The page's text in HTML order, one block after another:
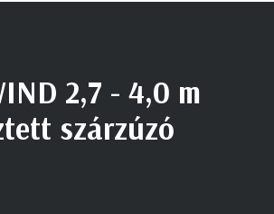
2,7 - 4,0 m
szárzúzó